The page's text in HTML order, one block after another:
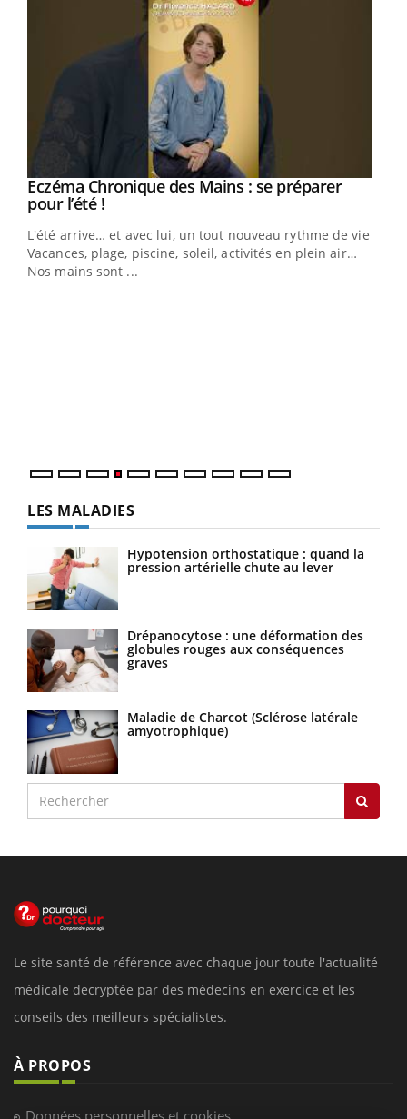
Youtube
Eczéma Chronique des Mains : se préparer
pour l’été !Youtube
L'été arrive… et avec lui, un tout nouveau rythme de vie !
Vacances, plage, piscine, soleil, activités en plein air…
Nos mains sont ...
LES MALADIES
Hypotension orthostatique : quand la
pression artérielle chute au lever
Drépanocytose : une déformation des
globules rouges aux conséquences
graves
Maladie de Charcot (Sclérose latérale
amyotrophique)
Le site santé de référence avec chaque jour toute l'actualité
médicale decryptée par des médecins en exercice et les
conseils des meilleurs spécialistes.
À PROPOS
Données personnelles et cookies